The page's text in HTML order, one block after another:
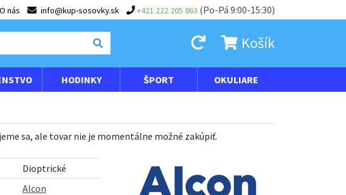
O nás info@kup-sosovky.sk +421 222 205 863 (Po-Pá 9:00-15:30)
Košík
HODINKY ŠPORT OKULIARE
sa, ale tovar nie je momentálne možné zakúpiť.
Dioptrické
Alcon